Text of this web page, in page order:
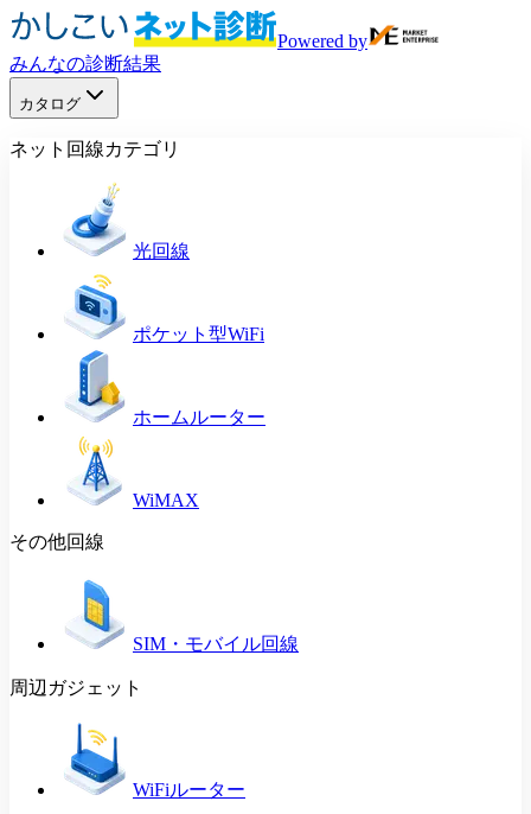
Powered by
みんなの診断結果
カタログ
ネット回線カテゴリ
光回線
ポケット型WiFi
ホームルーター
WiMAX
その他回線
SIM・モバイル回線
周辺ガジェット
WiFiルーター